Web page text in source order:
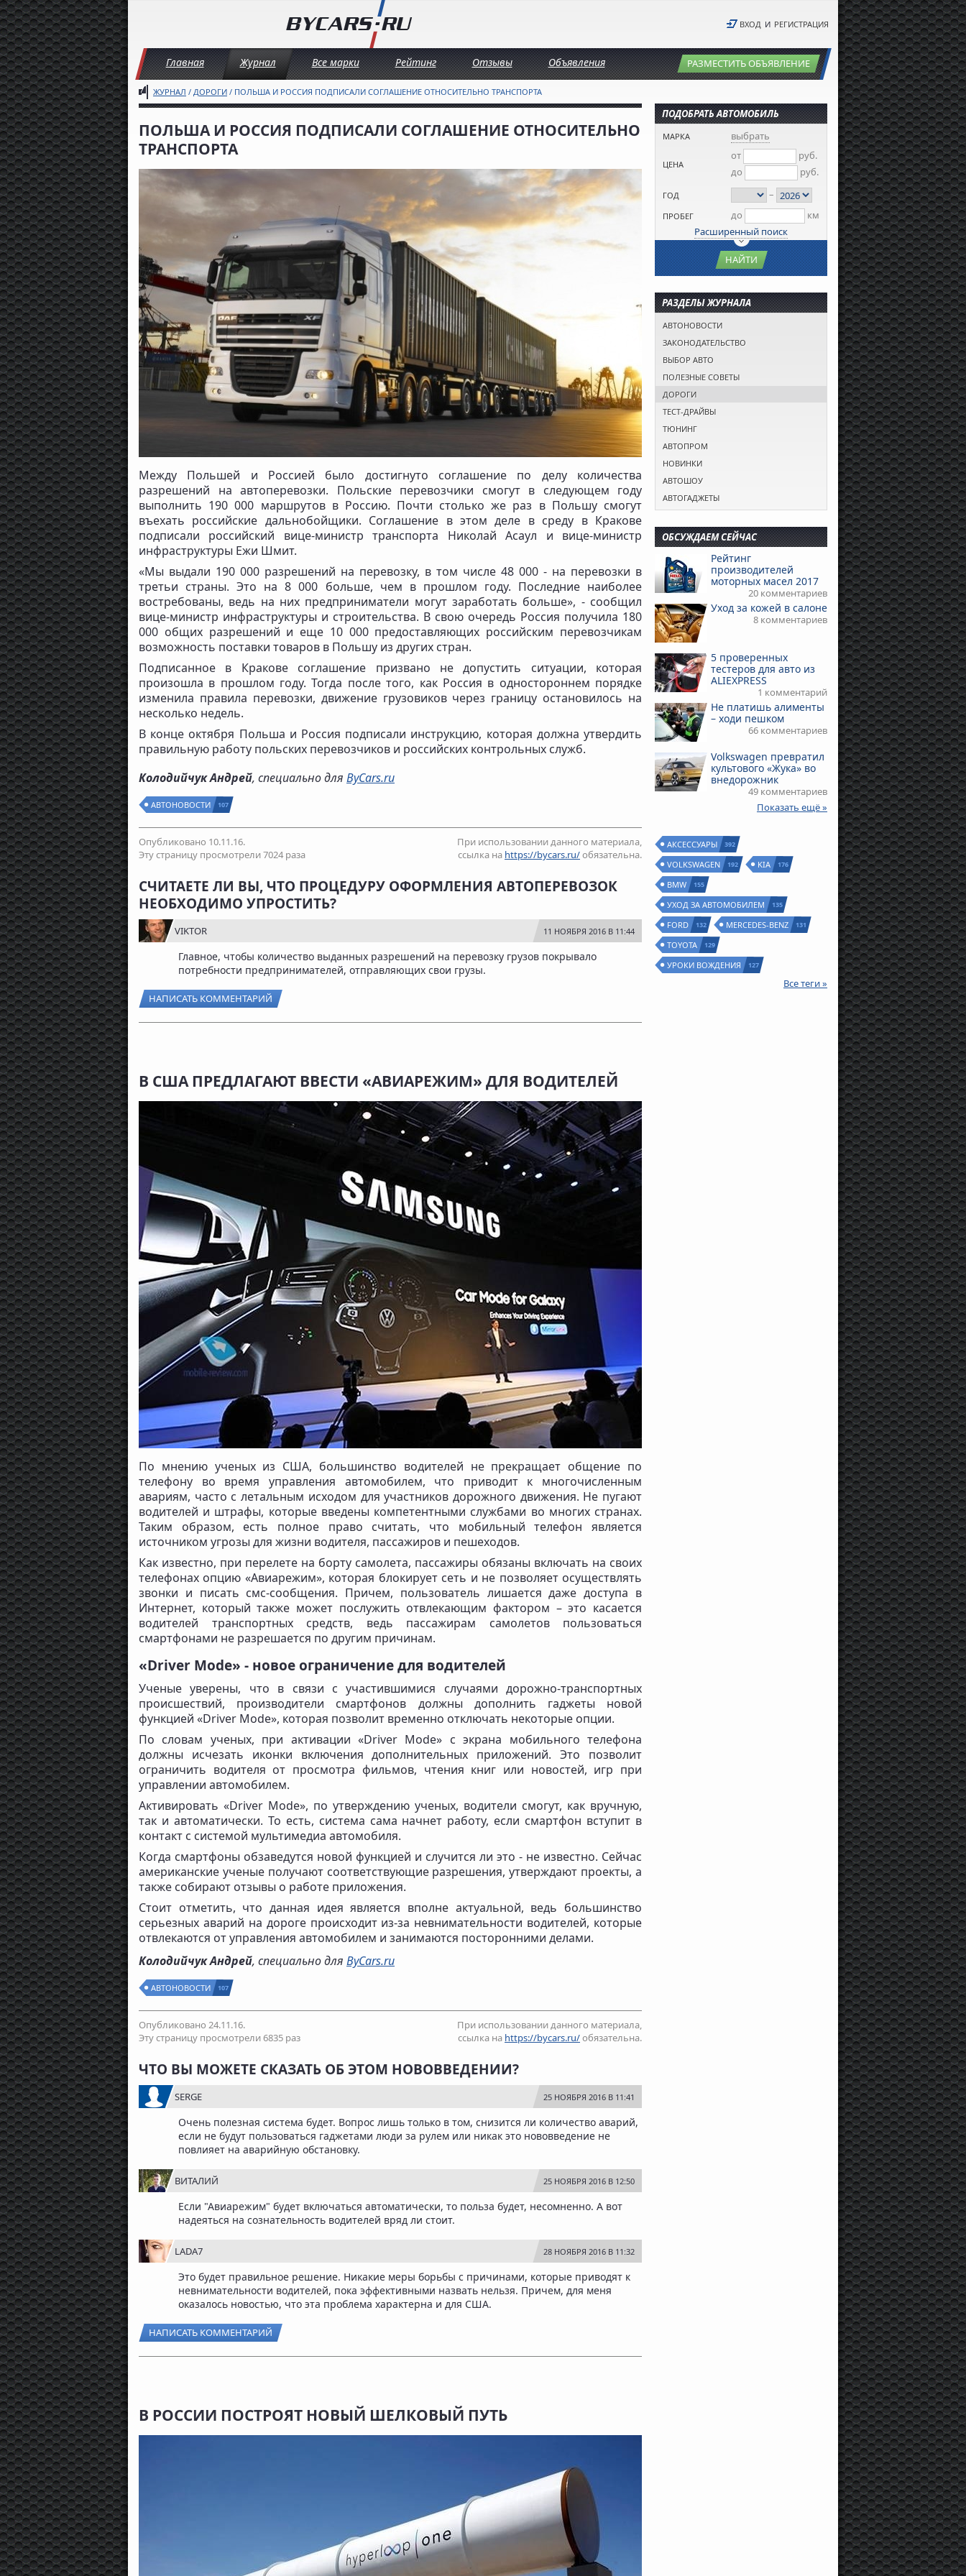
ВХОД И РЕГИСТРАЦИЯ
Главная Журнал Все марки Рейтинг Отзывы Объявления РАЗМЕСТИТЬ ОБЪЯВЛЕНИЕ
ЖУРНАЛ / ДОРОГИ / ПОЛЬША И РОССИЯ ПОДПИСАЛИ СОГЛАШЕНИЕ ОТНОСИТЕЛЬНО ТРАНСПОРТА
ПОЛЬША И РОССИЯ ПОДПИСАЛИ СОГЛАШЕНИЕ ОТНОСИТЕЛЬНО
ТРАНСПОРТА
Между Польшей и Россией было достигнуто соглашение по делу количества
разрешений на автоперевозки. Польские перевозчики смогут в следующем году
выполнить 190 000 маршрутов в Россию. Почти столько же раз в Польшу смогут
въехать российские дальнобойщики. Соглашение в этом деле в среду в Кракове
подписали российский вице-министр транспорта Николай Асаул и вице-министр
инфраструктуры Ежи Шмит.
«Мы выдали 190 000 разрешений на перевозку, в том числе 48 000 - на перевозки в
третьи страны. Это на 8 000 больше, чем в прошлом году. Последние наиболее
востребованы, ведь на них предприниматели могут заработать больше», - сообщил
вице-министр инфраструктуры и строительства. В свою очередь Россия получила 180
000 общих разрешений и еще 10 000 предоставляющих российским перевозчикам
возможность поставки товаров в Польшу из других стран.
Подписанное в Кракове соглашение призвано не допустить ситуации, которая
произошла в прошлом году. Тогда после того, как Россия в одностороннем порядке
изменила правила перевозки, движение грузовиков через границу остановилось на
несколько недель.
В конце октября Польша и Россия подписали инструкцию, которая должна утвердить
правильную работу польских перевозчиков и российских контрольных служб.
Колодийчук Андрей, специально для ByCars.ru
АВТОНОВОСТИ 107
При использовании данного материала,
ссылка на https://bycars.ru/обязательна.
Опубликовано 10.11.16.
Эту страницу просмотрели 7024 раза
СЧИТАЕТЕ ЛИ ВЫ, ЧТО ПРОЦЕДУРУ ОФОРМЛЕНИЯ АВТОПЕРЕВОЗОК
НЕОБХОДИМО УПРОСТИТЬ?
11 НОЯБРЯ 2016 В 11:44
VIKTOR
Главное, чтобы количество выданных разрешений на перевозку грузов покрывало
потребности предпринимателей, отправляющих свои грузы.
НАПИСАТЬ КОММЕНТАРИЙ
В США ПРЕДЛАГАЮТ ВВЕСТИ «АВИАРЕЖИМ» ДЛЯ ВОДИТЕЛЕЙ
По мнению ученых из США, большинство водителей не прекращает общение по
телефону во время управления автомобилем, что приводит к многочисленным
авариям, часто с летальным исходом для участников дорожного движения. Не пугают
водителей и штрафы, которые введены компетентными службами во многих странах.
Таким образом, есть полное право считать, что мобильный телефон является
источником угрозы для жизни водителя, пассажиров и пешеходов.
Как известно, при перелете на борту самолета, пассажиры обязаны включать на своих
телефонах опцию «Авиарежим», которая блокирует сеть и не позволяет осуществлять
звонки и писать смс-сообщения. Причем, пользователь лишается даже доступа в
Интернет, который также может послужить отвлекающим фактором – это касается
водителей транспортных средств, ведь пассажирам самолетов пользоваться
смартфонами не разрешается по другим причинам.
«Driver Mode» - новое ограничение для водителей
Ученые уверены, что в связи с участившимися случаями дорожно-транспортных
происшествий, производители смартфонов должны дополнить гаджеты новой
функцией «Driver Mode», которая позволит временно отключать некоторые опции.
По словам ученых, при активации «Driver Mode» с экрана мобильного телефона
должны исчезать иконки включения дополнительных приложений. Это позволит
ограничить водителя от просмотра фильмов, чтения книг или новостей, игр при
управлении автомобилем.
Активировать «Driver Mode», по утверждению ученых, водители смогут, как вручную,
так и автоматически. То есть, система сама начнет работу, если смартфон вступит в
контакт с системой мультимедиа автомобиля.
Когда смартфоны обзаведутся новой функцией и случится ли это - не известно. Сейчас
американские ученые получают соответствующие разрешения, утверждают проекты, а
также собирают отзывы о работе приложения.
Стоит отметить, что данная идея является вполне актуальной, ведь большинство
серьезных аварий на дороге происходит из-за невнимательности водителей, которые
отвлекаются от управления автомобилем и занимаются посторонними делами.
Колодийчук Андрей, специально для ByCars.ru
АВТОНОВОСТИ 107
При использовании данного материала,
ссылка на https://bycars.ru/обязательна.
Опубликовано 24.11.16.
Эту страницу просмотрели 6835 раз
ЧТО ВЫ МОЖЕТЕ СКАЗАТЬ ОБ ЭТОМ НОВОВВЕДЕНИИ?
25 НОЯБРЯ 2016 В 11:41
SERGE
Очень полезная система будет. Вопрос лишь только в том, снизится ли количество аварий,
если не будут пользоваться гаджетами люди за рулем или никак это нововведение не
повлияет на аварийную обстановку.
25 НОЯБРЯ 2016 В 12:50
ВИТАЛИЙ
Если "Авиарежим" будет включаться автоматически, то польза будет, несомненно. А вот
надеяться на сознательность водителей вряд ли стоит.
28 НОЯБРЯ 2016 В 11:32
LADA7
Это будет правильное решение. Никакие меры борьбы с причинами, которые приводят к
невнимательности водителей, пока эффективными назвать нельзя. Причем, для меня
оказалось новостью, что эта проблема характерна и для США.
НАПИСАТЬ КОММЕНТАРИЙ
В РОССИИ ПОСТРОЯТ НОВЫЙ ШЕЛКОВЫЙ ПУТЬ
ПОДОБРАТЬ АВТОМОБИЛЬ
МАРКА выбрать
ЦЕНА
от
руб.
до
руб.
ГОД –
ПРОБЕГ до
км
Расширенный поиск
НАЙТИ
РАЗДЕЛЫ ЖУРНАЛА
АВТОНОВОСТИ
ЗАКОНОДАТЕЛЬСТВО
ВЫБОР АВТО
ПОЛЕЗНЫЕ СОВЕТЫ
ДОРОГИ
ТЕСТ-ДРАЙВЫ
ТЮНИНГ
АВТОПРОМ
НОВИНКИ
АВТОШОУ
АВТОГАДЖЕТЫ
ОБСУЖДАЕМ СЕЙЧАС
Рейтинг
производителей
моторных масел 2017
20 комментариев
Уход за кожей в салоне
8 комментариев
5 проверенных
тестеров для авто из
ALIEXPRESS
1 комментарий
Не платишь алименты
– ходи пешком
66 комментариев
Volkswagen превратил
культового «Жука» во
внедорожник
49 комментариев
Показать ещё »
АКСЕССУАРЫ 392
VOLKSWAGEN 192 KIA 176
BMW 155
УХОД ЗА АВТОМОБИЛЕМ 135
FORD 132 MERCEDES-BENZ 131
TOYOTA 129
УРОКИ ВОЖДЕНИЯ 127
Все теги »